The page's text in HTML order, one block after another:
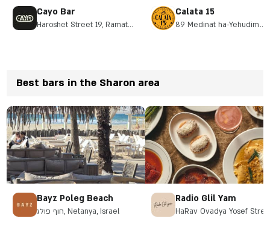
Cayo Bar
Haroshet Street 19, Ramat
Calata 15
89 Medinat ha-Yehudim
Best bars in the Sharon area
Bayz Poleg Beach
חוף פולג, Netanya, Israel
Radio Glil Yam
HaRav Ovadya Yosef